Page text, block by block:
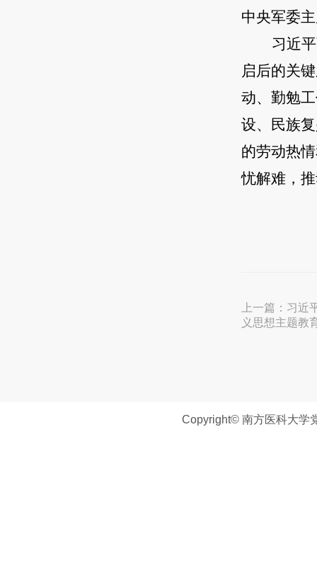
中央军委
习近
启后的关
动、勤勉
设、民族
的劳动热
忧解难，
上一篇： 习近
义思想主题教
Copyright© 南方医科大学